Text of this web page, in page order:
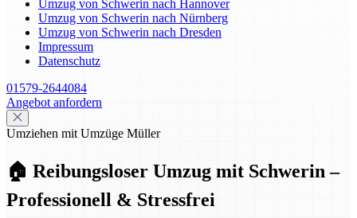
Umzug von Schwerin nach Hannover
Umzug von Schwerin nach Nürnberg
Umzug von Schwerin nach Dresden
Impressum
Datenschutz
01579-2644084
Angebot anfordern
Umziehen mit Umzüge Müller
🏠 Reibungsloser Umzug mit Schwerin –
Professionell & Stressfrei